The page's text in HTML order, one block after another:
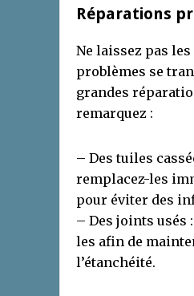
Réparations
Ne laissez pas
problèmes se
grandes
remarquez :
– Des tuiles
remplacez-les
pour éviter des
– Des joints usés
les afin de
l’étanchéité.